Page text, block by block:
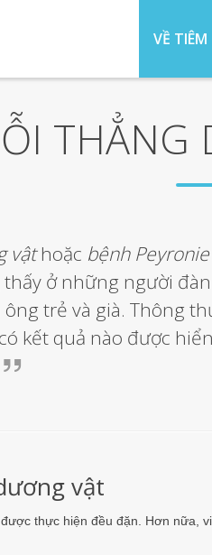
VỀ TIÊM
THẲNG
vậthoặc bệnh Peyronie
ở những người
trẻ và già. Thông
kết quả nào được
vật
thực hiện đều đặn. Hơn nữa,